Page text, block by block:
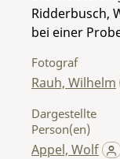
Ridderbusch,
bei einer
Fotograf
Rauh, Wilhelm
Dargestellte
Person(en)
Appel, Wolf